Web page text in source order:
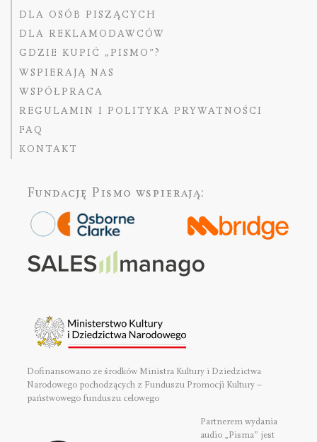
DLA OSÓB PISZĄCYCH
DLA REKLAMODAWCÓW
GDZIE KUPIĆ „PISMO”?
WSPIERAJĄ NAS
WSPÓŁPRACA
REGULAMIN I POLITYKA PRYWATNOŚCI
FAQ
KONTAKT
Fundację Pismo wspierają:
Dofinansowano ze środków Ministra Kultury i Dziedzictwa
Narodowego pochodzących z Funduszu Promocji Kultury –
państwowego funduszu celowego
Partnerem wydania
audio „Pisma” jest